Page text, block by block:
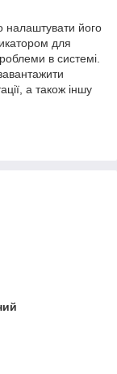
налаштувати його
для
в системі.
а також іншу